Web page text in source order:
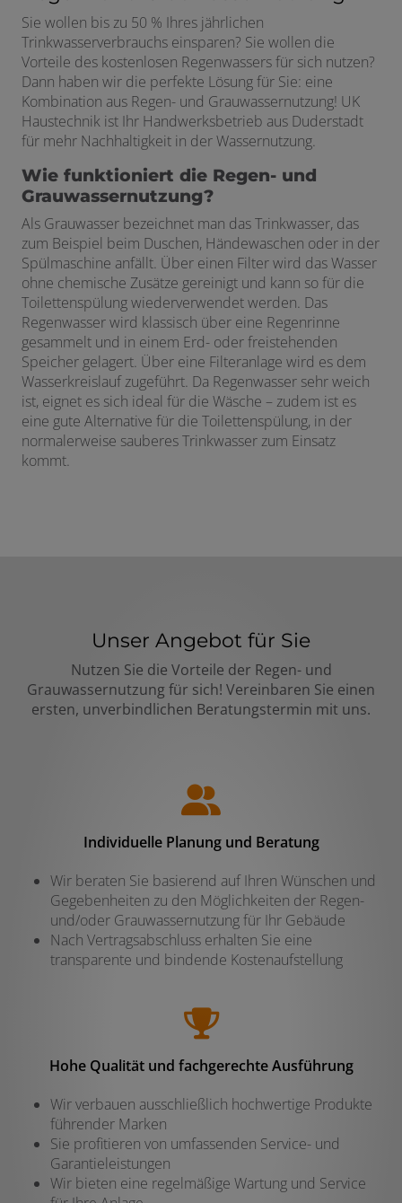
Sie wollen bis zu 50 % Ihres jährlichen
Trinkwasserverbrauchs einsparen? Sie wollen die
Vorteile des kostenlosen Regenwassers für sich nutzen?
Dann haben wir die perfekte Lösung für Sie: eine
Kombination aus Regen- und Grauwassernutzung! UK
Haustechnik ist Ihr Handwerksbetrieb aus Duderstadt
für mehr Nachhaltigkeit in der Wassernutzung.
Wie funktioniert die Regen- und
Grauwassernutzung?
Als Grauwasser bezeichnet man das Trinkwasser, das
zum Beispiel beim Duschen, Händewaschen oder in der
Spülmaschine anfällt. Über einen Filter wird das Wasser
ohne chemische Zusätze gereinigt und kann so für die
Toilettenspülung wiederverwendet werden. Das
Regenwasser wird klassisch über eine Regenrinne
gesammelt und in einem Erd- oder freistehenden
Speicher gelagert. Über eine Filteranlage wird es dem
Wasserkreislauf zugeführt. Da Regenwasser sehr weich
ist, eignet es sich ideal für die Wäsche – zudem ist es
eine gute Alternative für die Toilettenspülung, in der
normalerweise sauberes Trinkwasser zum Einsatz
kommt.
Unser Angebot für Sie
Nutzen Sie die Vorteile der Regen- und
Grauwassernutzung für sich! Vereinbaren Sie einen
ersten, unverbindlichen Beratungstermin mit uns.
Individuelle Planung und Beratung
Wir beraten Sie basierend auf Ihren Wünschen und
Gegebenheiten zu den Möglichkeiten der Regen-
und/oder Grauwassernutzung für Ihr Gebäude
Nach Vertragsabschluss erhalten Sie eine
transparente und bindende Kostenaufstellung
Hohe Qualität und fachgerechte Ausführung
Wir verbauen ausschließlich hochwertige Produkte
führender Marken
Sie profitieren von umfassenden Service- und
Garantieleistungen
Wir bieten eine regelmäßige Wartung und Service